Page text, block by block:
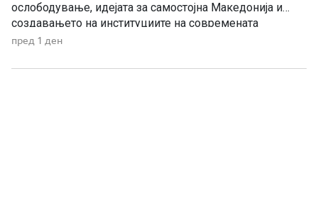
ослободување, идејата за самостојна Македонија и
создавањето на институциите на современата
македонска држава. 1875 – Роден е Григорие Хаџи
Григорие Хаџи Ташковиќ – македонски револуционер,
пред 1 ден